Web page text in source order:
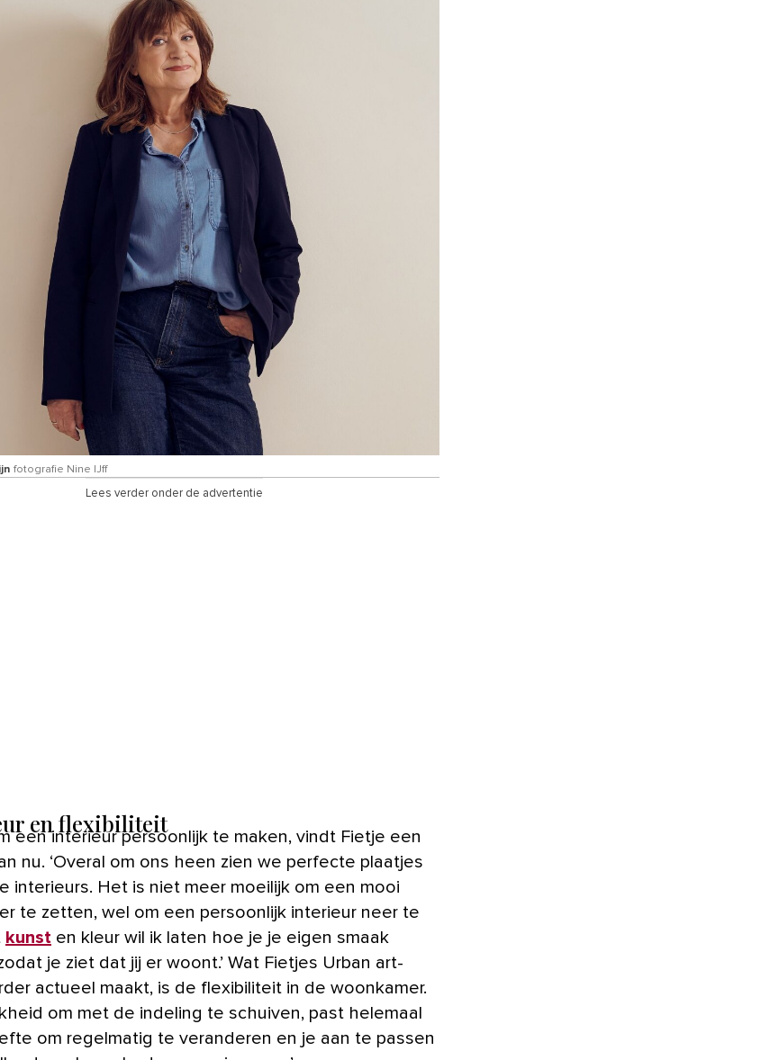
fotografie Nine IJff
Lees verder onder de advertentie
en flexibiliteit
een interieur persoonlijk te maken, vindt Fietje een
nu. ‘Overal om ons heen zien we perfecte plaatjes
interieurs. Het is niet meer moeilijk om een mooi
te zetten, wel om een persoonlijk interieur neer te
kunst en kleur wil ik laten hoe je je eigen smaak
je ziet dat jij er woont.’ Wat Fietjes Urban art-
actueel maakt, is de flexibiliteit in de woonkamer.
om met de indeling te schuiven, past helemaal
om regelmatig te veranderen en je aan te passen